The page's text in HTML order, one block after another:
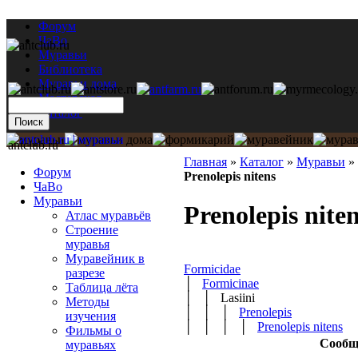
Форум
ЧаВо
Муравьи
Библиотека
Муравьи дома
Мастерская
Каталог
Главная » Каталог » Муравьи »
Prenolepis nitens
Prenolepis
Formicidae
Formicinae
│ │ Lasiini
Prenolepis
Prenolepis nitens
antclub.ru
Форум
ЧаВо
Муравьи
Атлас муравьёв
Строение
муравья
Муравейник в
разрезе
Таблица лёта
Методы
изучения
Фильмы о
муравьях